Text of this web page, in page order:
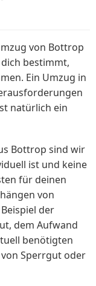
von Bottrop
bestimmt,
Ein Umzug in
natürlich ein
Bottrop sind wir
ist und keine
für deinen
von
der
dem Aufwand
benötigten
Sperrgut oder